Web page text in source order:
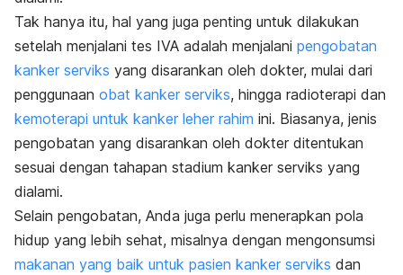
Tak hanya itu, hal yang juga penting untuk dilakukan
setelah menjalani tes IVA adalah menjalani pengobatan
kanker serviks yang disarankan oleh dokter, mulai dari
penggunaan obat kanker serviks, hingga radioterapi dan
kemoterapi untuk kanker leher rahim ini. Biasanya, jenis
pengobatan yang disarankan oleh dokter ditentukan
sesuai dengan tahapan stadium kanker serviks yang
dialami.
Selain pengobatan, Anda juga perlu menerapkan pola
hidup yang lebih sehat, misalnya dengan mengonsumsi
makanan yang baik untuk pasien kanker serviks dan